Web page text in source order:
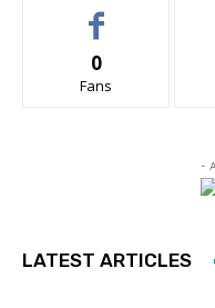
0
Fans
-
LATEST ARTICLES